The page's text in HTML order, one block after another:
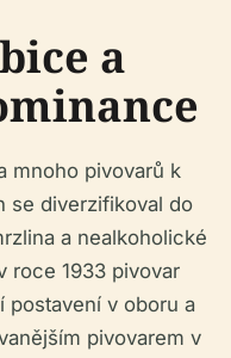
a
mnoho pivovarů k
se diverzifikoval do
a nealkoholické
roce 1933 pivovar
postavení v oboru a
pivovarem v